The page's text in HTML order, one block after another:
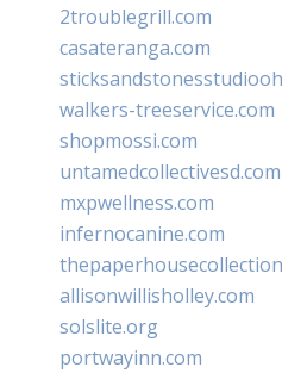
2troublegrill.com
casateranga.com
walkers-treeservice.com
shopmossi.com
untamedcollectivesd.com
mxpwellness.com
infernocanine.com
allisonwillisholley.com
solslite.org
portwayinn.com